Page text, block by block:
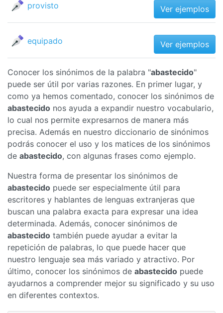
provisto Ver ejemplos
equipado Ver ejemplos
Conocer los sinónimos de la palabra "abastecido"
puede ser útil por varias razones. En primer lugar, y
como ya hemos comentado, conocer los sinónimos de
abastecido nos ayuda a expandir nuestro vocabulario,
lo cual nos permite expresarnos de manera más
precisa. Además en nuestro diccionario de sinónimos
podrás conocer el uso y los matices de los sinónimos
de abastecido, con algunas frases como ejemplo.
Nuestra forma de presentar los sinónimos de
abastecido puede ser especialmente útil para
escritores y hablantes de lenguas extranjeras que
buscan una palabra exacta para expresar una idea
determinada. Además, conocer sinónimos de
abastecido también puede ayudar a evitar la
repetición de palabras, lo que puede hacer que
nuestro lenguaje sea más variado y atractivo. Por
último, conocer los sinónimos de abastecido puede
ayudarnos a comprender mejor su significado y su uso
en diferentes contextos.